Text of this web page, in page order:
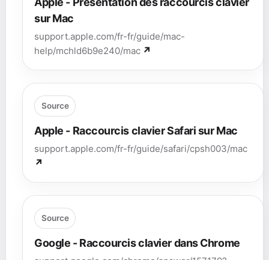
sur Mac
support.apple.com/fr-fr/guide/mac-
help/mchld6b9e240/mac
Source
Apple - Raccourcis clavier Safari sur Mac
support.apple.com/fr-fr/guide/safari/cpsh003/mac
Source
Google - Raccourcis clavier dans Chrome